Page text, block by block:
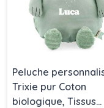
Peluche
Trixie pur Coton
biologique, Tissus